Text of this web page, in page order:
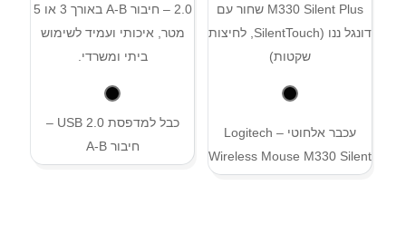
עכבר אלחוטי – Logitech
Wireless Mouse M330 Silent
כבל למדפסת USB 2.0 –
חיבור A-B